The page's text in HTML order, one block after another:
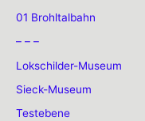
01 Brohltalbahn
– – –
Lokschilder-Museum
Sieck-Museum
Testebene